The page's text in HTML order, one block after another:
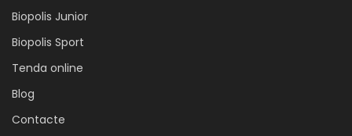
Biopolis Junior
Biopolis Sport
Tenda online
Blog
Contacte